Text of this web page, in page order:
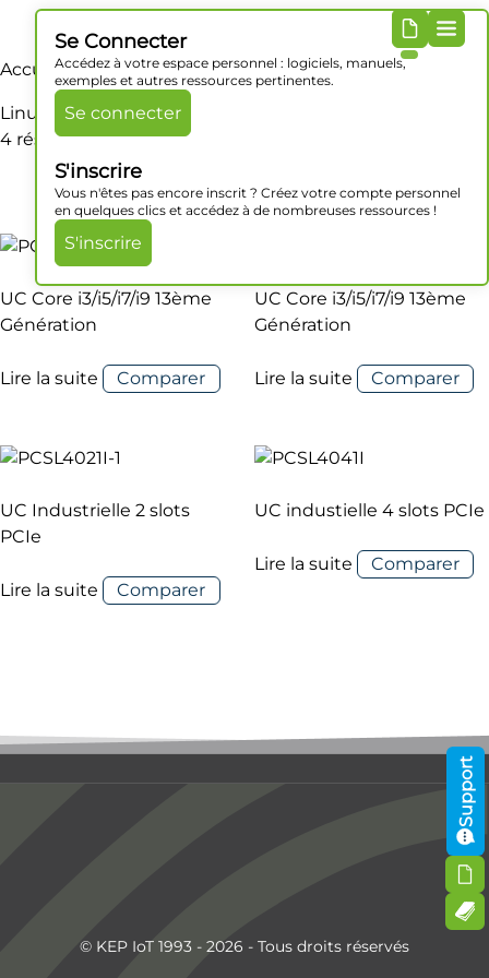
Se Connecter
Accédez à votre espace personnel : logiciels, manuels,
exemples et autres ressources pertinentes.
Se connecter
S'inscrire
Vous n'êtes pas encore inscrit ? Créez votre compte personnel
en quelques clics et accédez à de nombreuses ressources !
S'inscrire
Accueil/ Produit OS / Linux Kernel 5.15 (Ubuntu 22.04)
Linux Kernel 5.15 (Ubuntu 22.04)
4 résultats affichés
UC Core i3/i5/i7/i9 13ème
Génération
Lire la suite Comparer
UC Core i3/i5/i7/i9 13ème
Génération
Lire la suite Comparer
UC Industrielle 2 slots
PCIe
Lire la suite Comparer
UC industielle 4 slots PCIe
Lire la suite Comparer
Support
© KEP IoT 1993 - 2026 - Tous droits réservés